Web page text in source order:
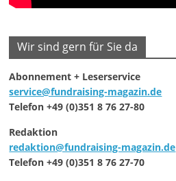
Wir sind gern für Sie da
Abonnement + Leserservice
service@fundraising-magazin.de
Telefon +49 (0)351 8 76 27-80
Redaktion
redaktion@fundraising-magazin.de
Telefon +49 (0)351 8 76 27-70